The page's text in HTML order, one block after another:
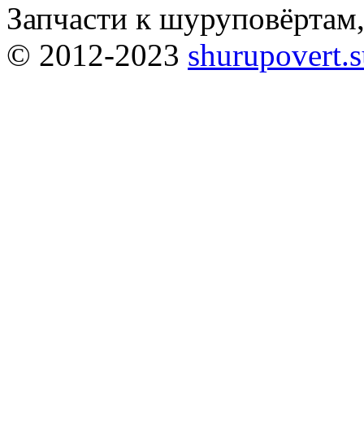
Запчасти к
© 2012-2023